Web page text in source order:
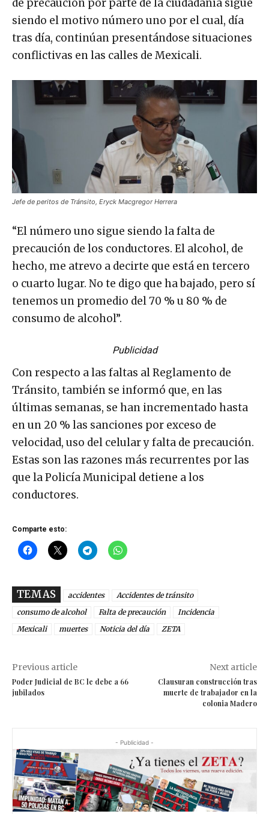
de precaución por parte de la ciudadanía sigue
siendo el motivo número uno por el cual, día
tras día, continúan presentándose situaciones
conflictivas en las calles de Mexicali.
Jefe de peritos de Tránsito, Eryck Macgregor Herrera
“El número uno sigue siendo la falta de
precaución de los conductores. El alcohol, de
hecho, me atrevo a decirte que está en tercero
o cuarto lugar. No te digo que ha bajado, pero sí
tenemos un promedio del 70 % u 80 % de
consumo de alcohol”.
Publicidad
Con respecto a las faltas al Reglamento de
Tránsito, también se informó que, en las
últimas semanas, se han incrementado hasta
en un 20 % las sanciones por exceso de
velocidad, uso del celular y falta de precaución.
Estas son las razones más recurrentes por las
que la Policía Municipal detiene a los
conductores.
Comparte esto:
TEMAS accidentes
Accidentes de tránsito
consumo de alcohol
Falta de precaución
Incidencia
Mexicali
muertes Noticia del día ZETA
Previous article
Poder Judicial de BC le debe a 66
jubilados
Next article
Clausuran construcción tras
muerte de trabajador en la
colonia Madero
- Publicidad -